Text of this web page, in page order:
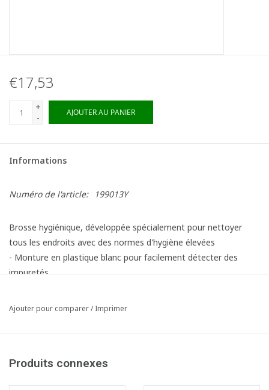
€17,53
+
-
AJOUTER AU PANIER
Informations
Numéro de l'article: 199013Y
Brosse hygiénique, développée spécialement pour nettoyer
tous les endroits avec des normes d'hygiène élevées
- Monture en plastique blanc pour facilement détecter des
impuretés
- Fibres en polyester dures PBT 0,50 mm
Ajouter pour comparer/Imprimer
Produits connexes